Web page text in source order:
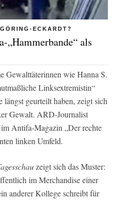
ECKARDT?
„Hammerbande“ als
Gewalttäterinnen wie Hanna S.
Linksextremistin“
geurteilt haben, zeigt sich
Gewalt. ARD-Journalist
Antifa-Magazin „Der rechte
linken Umfeld.
zeigt sich das Muster:
im Merchandise einer
anderer Kollege schreibt für